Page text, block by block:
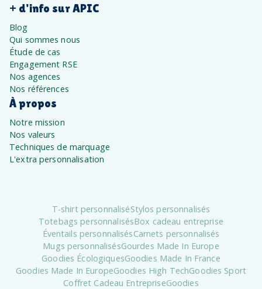
+ d'info sur APIC
Blog
Qui sommes nous
Étude de cas
Engagement RSE
Nos agences
Nos références
À propos
Notre mission
Nos valeurs
Techniques de marquage
L'extra personnalisation
T-shirt personnaliséStylos personnalisés
Totebags personnalisésBox cadeau entreprise
Éventails personnalisésCarnets personnalisés
Mugs personnalisésGourdes Made In Europe
Goodies ÉcologiquesGoodies Made In France
Goodies Made In EuropeGoodies High TechGoodies Sport
Coffret Cadeau EntrepriseGoodies